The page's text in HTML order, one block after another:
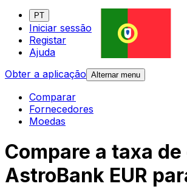
PT
Iniciar sessão
Registar
Ajuda
Obter a aplicação Alternar menu
Comparar
Fornecedores
Moedas
Compare a taxa
AstroBank EUR